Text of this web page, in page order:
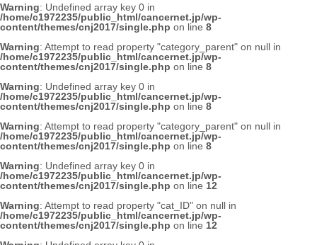
Warning: Undefined array key 0 in
/home/c1972235/public_html/cancernet.jp/wp-
content/themes/cnj2017/single.php on line 8
Warning: Attempt to read property "category_parent" on null in
/home/c1972235/public_html/cancernet.jp/wp-
content/themes/cnj2017/single.php on line 8
Warning: Undefined array key 0 in
/home/c1972235/public_html/cancernet.jp/wp-
content/themes/cnj2017/single.php on line 8
Warning: Attempt to read property "category_parent" on null in
/home/c1972235/public_html/cancernet.jp/wp-
content/themes/cnj2017/single.php on line 8
Warning: Undefined array key 0 in
/home/c1972235/public_html/cancernet.jp/wp-
content/themes/cnj2017/single.php on line 12
Warning: Attempt to read property "cat_ID" on null in
/home/c1972235/public_html/cancernet.jp/wp-
content/themes/cnj2017/single.php on line 12